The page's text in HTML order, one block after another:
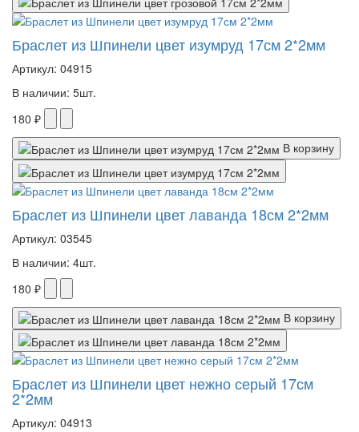
Браслет из Шпинели цвет изумруд 17см 2*2мм
Артикул: 04915
В наличии: 5шт.
180 ₽
В корзину
Браслет из Шпинели цвет лаванда 18см 2*2мм
Артикул: 03545
В наличии: 4шт.
180 ₽
В корзину
Браслет из Шпинели цвет нежно серый 17см
2*2мм
Артикул: 04913